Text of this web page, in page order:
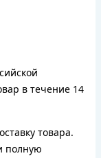
в течение 14
товара.
полную